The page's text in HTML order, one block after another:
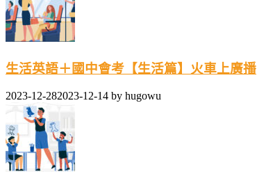
生活英語＋國中會考【生活篇】火車上廣播
2023-12-282023-12-14 by hugowu